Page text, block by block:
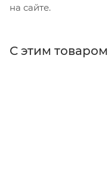
на сайте.
С этим